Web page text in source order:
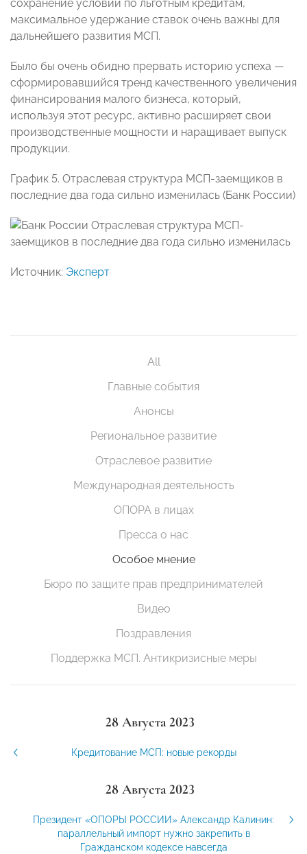
сохранение условий по льготным кредитам,
максимальное удержание ставок очень важны для
дальнейшего развития МСП.
Было бы очень обидно прервать историю успеха —
сформировавшийся тренд качественного увеличения
финансирования малого бизнеса, который,
используя этот ресурс, активно расширяет свои
производственные мощности и наращивает выпуск
продукции.
График 5. Отраслевая структура МСП-заемщиков в
последние два года сильно изменилась (Банк России)
Источник: Эксперт
All
Главные события
Анонсы
Региональное развитие
Отраслевое развитие
Международная деятельность
ОПОРА в лицах
Пресса о нас
Особое мнение
Бюро по защите прав предпринимателей
Видео
Поздравления
Поддержка МСП. Антикризисные меры
28 Августа 2023
Кредитование МСП: новые рекорды
28 Августа 2023
Президент «ОПОРЫ РОССИИ» Александр Калинин:
параллельный импорт нужно закрепить в
Гражданском кодексе навсегда